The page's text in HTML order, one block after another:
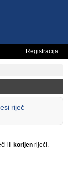
Registracija
riječ
ili korijen riječi.